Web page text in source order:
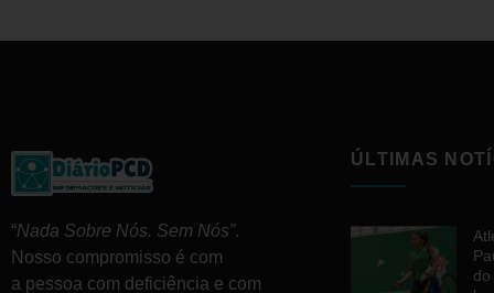
“Nada Sobre Nós. Sem Nós”.
Nosso compromisso é com
a pessoa com deficiência e com
ÚLTIMAS